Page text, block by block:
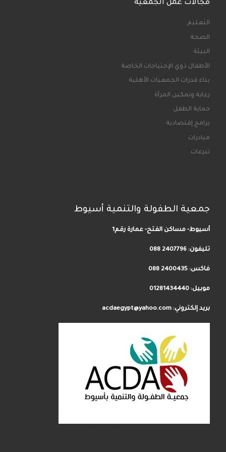
مجالات عمل الجمعية
التعليم
الصحة
البيئة
الأطفال ذوي الإحتياجات الخاصة
بناء قدرات الجمعيات الأهلية
رعاية وتمكين المرأة
حماية الطفل
برامج إقتصادية
مبادرات
تبرعات
جمعية الطفولة والتنمية أسيوط
أسيوط- مساكن الفتح- عمارة رقم1
تليفون: 2407796 088
فاكس: 2400435 088
موبيل: 01281434440
بريد إلكتروني: acdaegypt@yahoo.com